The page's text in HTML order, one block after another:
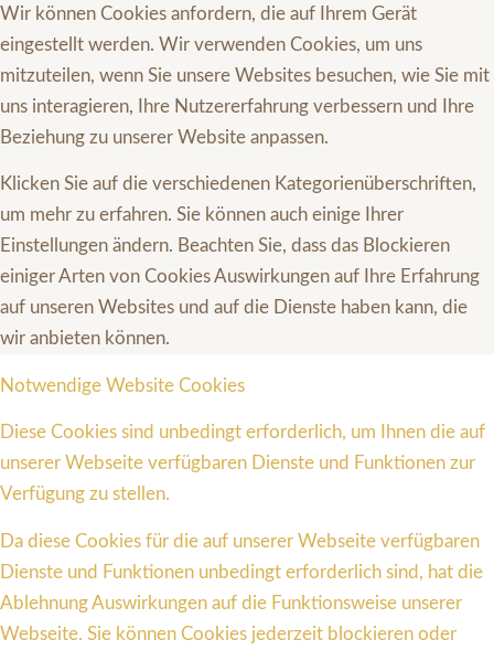
Wir können Cookies anfordern, die auf Ihrem Gerät
eingestellt werden. Wir verwenden Cookies, um uns
mitzuteilen, wenn Sie unsere Websites besuchen, wie Sie mit
uns interagieren, Ihre Nutzererfahrung verbessern und Ihre
Beziehung zu unserer Website anpassen.
Klicken Sie auf die verschiedenen Kategorienüberschriften,
um mehr zu erfahren. Sie können auch einige Ihrer
Einstellungen ändern. Beachten Sie, dass das Blockieren
einiger Arten von Cookies Auswirkungen auf Ihre Erfahrung
auf unseren Websites und auf die Dienste haben kann, die
wir anbieten können.
Notwendige Website Cookies
Diese Cookies sind unbedingt erforderlich, um Ihnen die auf
unserer Webseite verfügbaren Dienste und Funktionen zur
Verfügung zu stellen.
Da diese Cookies für die auf unserer Webseite verfügbaren
Dienste und Funktionen unbedingt erforderlich sind, hat die
Ablehnung Auswirkungen auf die Funktionsweise unserer
Webseite. Sie können Cookies jederzeit blockieren oder